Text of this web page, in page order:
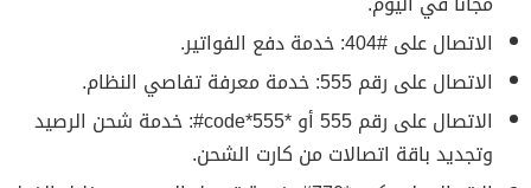
الاتصال على #404: خدمة دفع الفواتير.
الاتصال على رقم 555: خدمة معرفة تفاصي النظام.
الاتصال على رقم 555 أو *555*code#: خدمة شحن الرصيد
وتجديد باقة اتصالات من كارت الشحن.